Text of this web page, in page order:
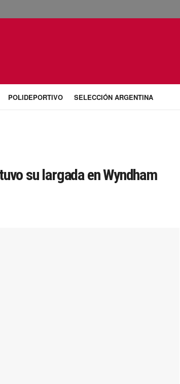
POLIDEPORTIVO SELECCIÓN ARGENTINA
su largada en Wyndham